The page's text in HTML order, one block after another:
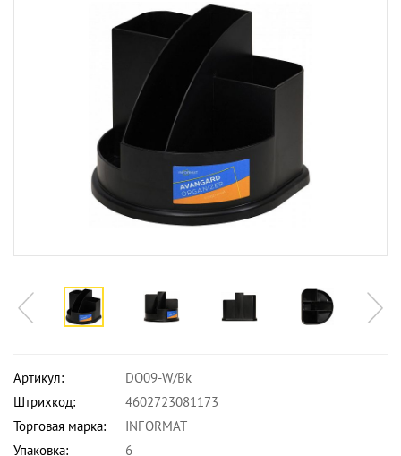
Артикул:
DO09-W/Bk
Штрихкод:
4602723081173
Торговая марка:
INFORMAT
Упаковка:
6